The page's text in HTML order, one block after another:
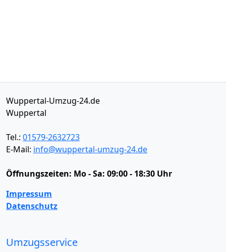
Wuppertal-Umzug-24.de
Wuppertal
Tel.: 01579-2632723
E-Mail: info@wuppertal-umzug-24.de
Öffnungszeiten: Mo - Sa: 09:00 - 18:30 Uhr
Impressum
Datenschutz
Umzugsservice